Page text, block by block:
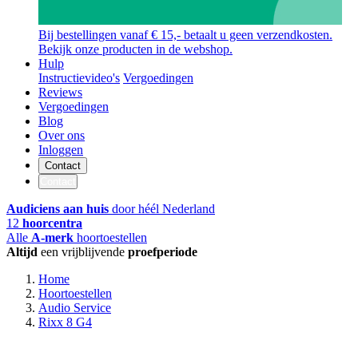
Bij bestellingen vanaf € 15,- betaalt u geen verzendkosten.
Bekijk onze producten in de webshop.
Hulp
Instructievideo's Vergoedingen
Reviews
Vergoedingen
Blog
Over ons
Inloggen
Contact
Audiciens aan huis door héél Nederland
12 hoorcentra
Alle A-merk hoortoestellen
Altijd een vrijblijvende proefperiode
Home
Hoortoestellen
Audio Service
Rixx 8 G4